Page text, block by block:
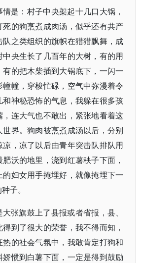
是：村子中央架起十几口大锅，
死的狗烹煮成肉汤，似乎还有共产
队之类组织的旗帜在猎猎飘舞，成
央生长了几百年的大树，有的用
的把木柴插到大锅底下，一闪一
幢，穿梭忙碌，空气中弥漫着令
和神秘恐怖的气息，我躲在很多孩
连大气也不敢出，紧张地看着这
界。狗肉被烹煮成汤以后，分别
，凉了以后由青年突击队排队用
沃的地里，浇到红薯秧子下面，
妇女用手掩埋好，就像掩埋下一
子。
张旗鼓上了县报或者省报，县、
到了很大的荣誉，我不得而知，
的社会气氛中，我敢肯定打狗和
惯到白薯下面，一定是得到鼓励